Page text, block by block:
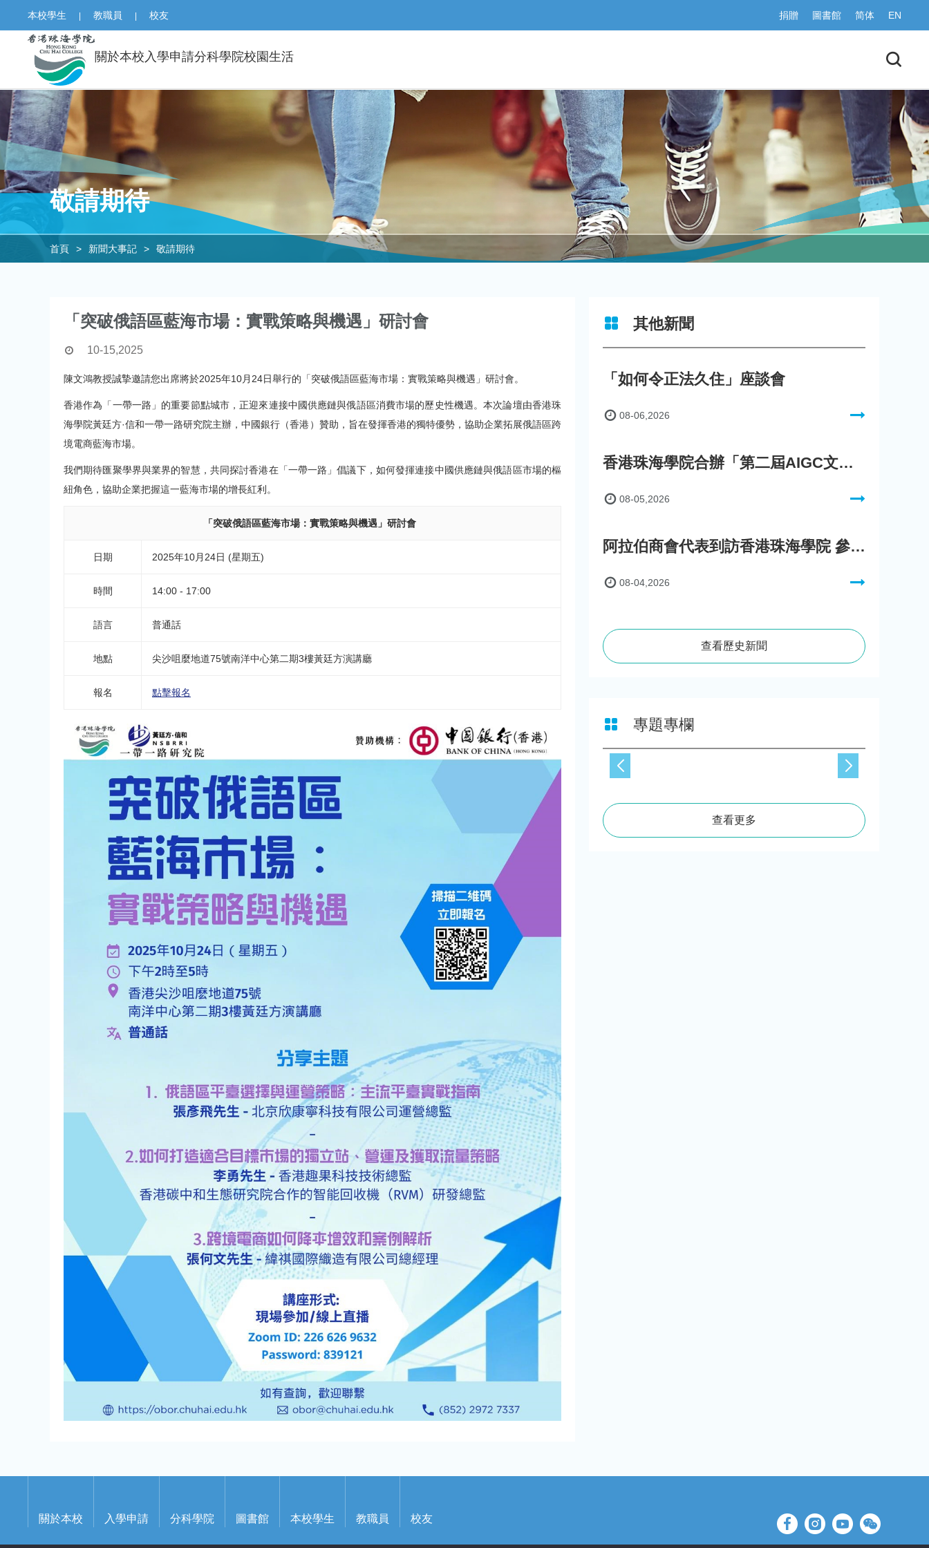
本校學生 | 教職員 | 校友 捐贈 圖書館 简体 EN
關於本校入學申請分科學院校園生活
敬請期待
首頁 > 新聞大事記 > 敬請期待
「突破俄語區藍海市場：實戰策略與機遇」研討會
10-15,2025
陳文鴻教授誠摯邀請您出席將於2025年10月24日舉行的「突破俄語區藍海市場：實戰策略與機遇」研討會。
香港作為「一帶一路」的重要節點城市，正迎來連接中國供應鏈與俄語區消費市場的歷史性機遇。本次論壇由香港珠
海學院黃廷方·信和一帶一路研究院主辦，中國銀行（香港）贊助，旨在發揮香港的獨特優勢，協助企業拓展俄語區跨
境電商藍海市場。
我們期待匯聚學界與業界的智慧，共同探討香港在「一帶一路」倡議下，如何發揮連接中國供應鏈與俄語區市場的樞
紐角色，協助企業把握這一藍海市場的增長紅利。
「突破俄語區藍海市場：實戰策略與機遇」研討會
日期 2025年10月24日 (星期五)
時間 14:00 - 17:00
語言 普通話
地點 尖沙咀麼地道75號南洋中心第二期3樓黃廷方演講廳
報名 點擊報名
其他新聞
「如何令正法久住」座談會
08-06,2026
香港珠海學院合辦「第二屆AIGC文化數字內容創作比賽」
08-05,2026
阿拉伯商會代表到訪香港珠海學院 參與「一帶一路」政策圓桌會議
08-04,2026
查看歷史新聞
專題專欄
查看更多
關於本校 入學申請 分科學院 圖書館 本校學生 教職員 校友